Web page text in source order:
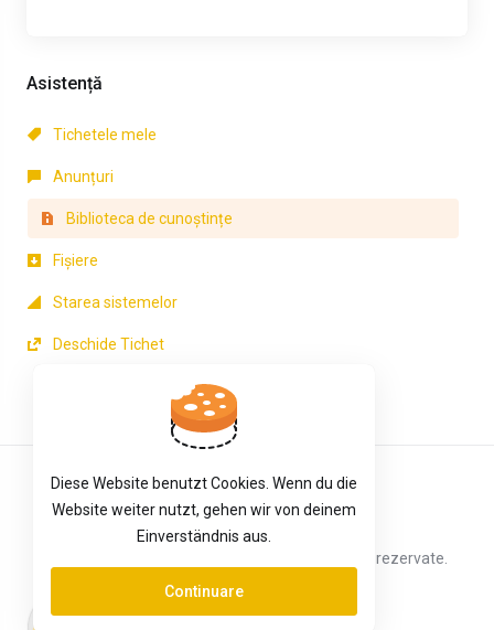
Asistență
Tichetele mele
Anunțuri
Biblioteca de cunoștințe
Fișiere
Starea sistemelor
Deschide Tichet
Copyright © 2026 vServer.site. Toate drepturile rezervate.
Română
Diese Website benutzt Cookies. Wenn du die
Website weiter nutzt, gehen wir von deinem
Einverständnis aus.
Continuare